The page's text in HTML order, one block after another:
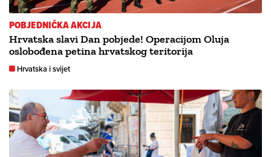
POBJEDNIČKA AKCIJA
Hrvatska slavi Dan pobjede! Operacijom Oluja
oslobođena petina hrvatskog teritorija
Hrvatska i svijet